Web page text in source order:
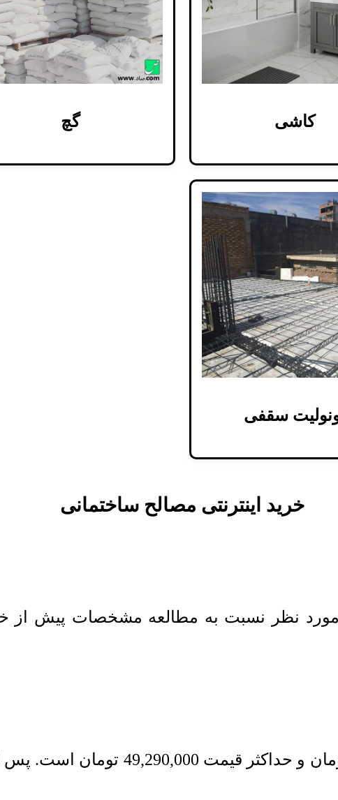
کاشی گچ
سقفی
خرید اینترنتی مصالح ساختمانی
نظر نسبت به مطالعه مشخصات پیش از
و حداکثر قیمت 49,290,000 تومان است. پس